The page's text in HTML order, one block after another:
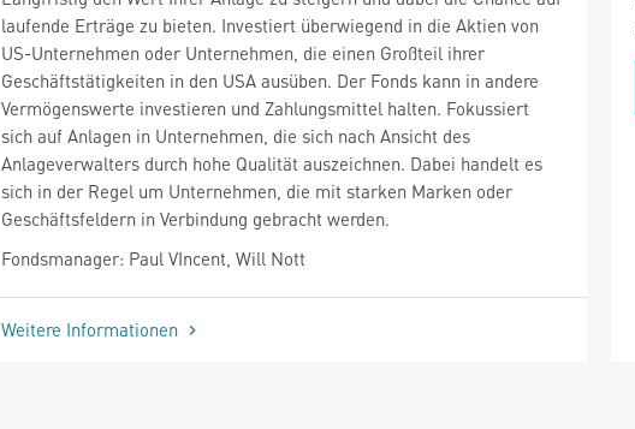
laufende Erträge zu bieten. Investiert überwiegend in die Aktien von
US-Unternehmen oder Unternehmen, die einen Großteil ihrer
Geschäftstätigkeiten in den USA ausüben. Der Fonds kann in andere
Vermögenswerte investieren und Zahlungsmittel halten. Fokussiert
sich auf Anlagen in Unternehmen, die sich nach Ansicht des
Anlageverwalters durch hohe Qualität auszeichnen. Dabei handelt es
sich in der Regel um Unternehmen, die mit starken Marken oder
Geschäftsfeldern in Verbindung gebracht werden.
Fondsmanager: Paul VIncent, Will Nott
Weitere Informationen